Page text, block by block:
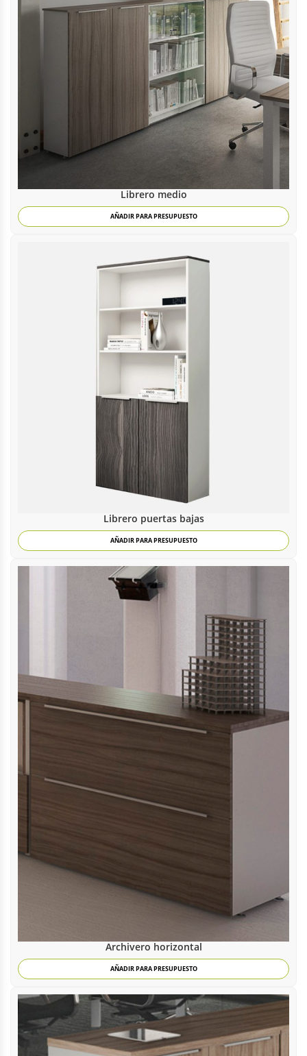
Librero medio
AÑADIR PARA PRESUPUESTO
Librero puertas bajas
AÑADIR PARA PRESUPUESTO
Archivero horizontal
AÑADIR PARA PRESUPUESTO